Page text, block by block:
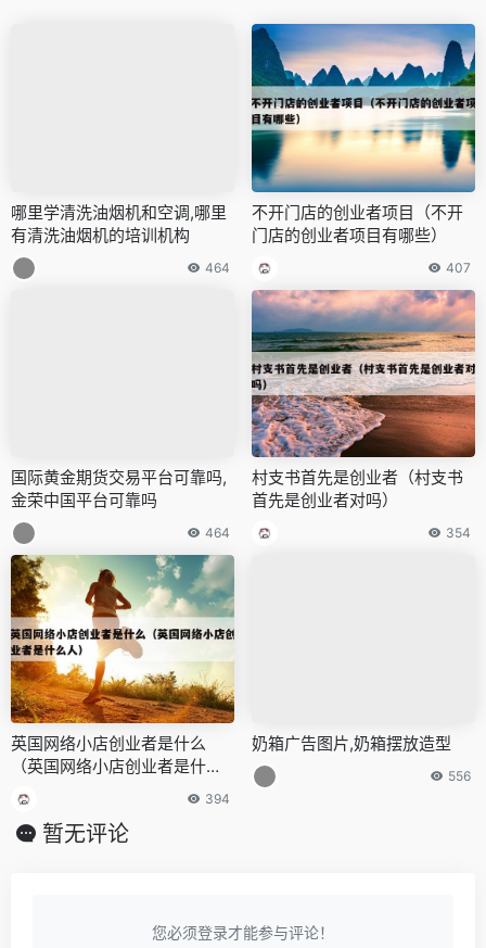
哪里学清洗油烟机和空调,哪里
有清洗油烟机的培训机构
464
不开门店的创业者项目（不开
门店的创业者项目有哪些）
407
国际黄金期货交易平台可靠吗,
金荣中国平台可靠吗
464
村支书首先是创业者（村支书
首先是创业者对吗）
354
英国网络小店创业者是什么
（英国网络小店创业者是什么
人）
394
奶箱广告图片,奶箱摆放造型
556
暂无评论
您必须登录才能参与评论！